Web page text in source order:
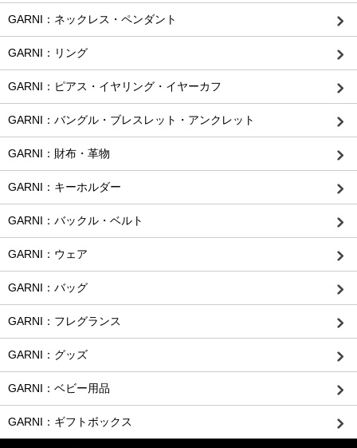
GARNI：ネックレス・ペンダント
GARNI：リング
GARNI：ピアス・イヤリング・イヤーカフ
GARNI：バングル・ブレスレット・アンクレット
GARNI：財布・革物
GARNI：キーホルダー
GARNI：バックル・ベルト
GARNI：ウェア
GARNI：バッグ
GARNI：フレグランス
GARNI：グッズ
GARNI：ベビー用品
GARNI：ギフトボックス